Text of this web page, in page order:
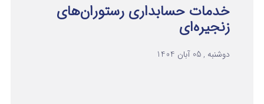
خدمات حسابداری رستوران‌های
زنجیره‌ای
دوشنبه , 05 آبان 1404